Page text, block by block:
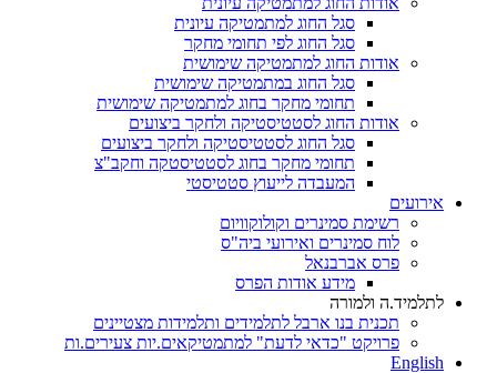
סגל החוג למתמטיקה עיונית
סגל החוג לפי תחומי מחקר
אודות החוג למתמטיקה שימושית
סגל החוג במתמטיקה שימושית
תחומי מחקר בחוג למתמטיקה שימושית
אודות החוג לסטטיסטיקה ולחקר ביצועים
סגל החוג לסטטיסטיקה ולחקר ביצועים
תחומי מחקר בחוג לסטטיסטקה וחקב"צ
המעבדה לייעוץ סטטיסטי
אירועים
רשימת סמינרים וקולוקוויום
לוח סמינרים ואירועי ביה"ס
פרס אברבנאל
מידע אודות הפרס
לתלמיד.ה ולמורה
תכנית בנו ארבל לתלמידים ותלמידות מצטיינים
פרויקט "כדאי לדעת" למתמטיקאים.יות צעירים.ות
English